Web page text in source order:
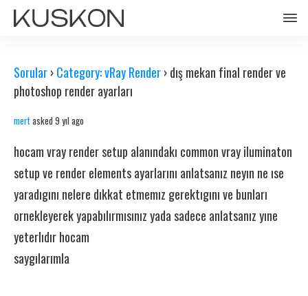
Sorular›Category: vRay Render›dış mekan final render ve
photoshop render ayarları
mertasked 9 yıl ago
hocam vray render setup alanındakı common vray iluminaton
setup ve render elements ayarlarını anlatsanız neyın ne ıse
yaradıgını nelere dıkkat etmemız gerektıgını ve bunları
ornekleyerek yapabılırmısınız yada sadece anlatsanız yıne
yeterlıdır hocam
saygılarımla